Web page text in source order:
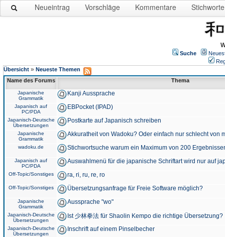
Neueintrag Vorschläge Kommentare Stichworte
Suche
Übersicht » Neueste Themen
Name des Forums
Thema
Japanische
Grammatik
Kanji Aussprache
Japanisch auf
PC/PDA
EBPocket (IPAD)
Japanisch-Deutsche
Übersetzungen
Postkarte auf Japanisch schreiben
Japanische
Grammatik
Akkuratheit von Wadoku? Oder einfach nur schlecht von
wadoku.de Stichwortsuche warum ein Maximum von 200
Japanisch auf
PC/PDA
Auswahlmenü für die japanische Schriftart wird nur auf
Off-Topic/Sonstiges ra, ri, ru, re, ro
Off-Topic/Sonstiges Übersetzungsanfrage für Freie Software möglich?
Japanische
Grammatik
Aussprache "wo"
Japanisch-Deutsche
Übersetzungen
Ist 少林拳法 für Shaolin Kempo die richtige Übersetzung?
Japanisch-Deutsche
Übersetzungen
Inschrift auf einem Pinselbecher